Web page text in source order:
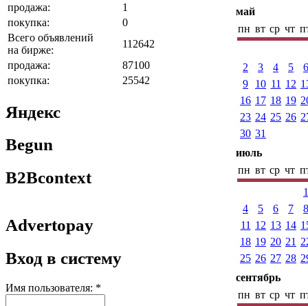
продажа:
1
покупка:
0
Всего объявлений
на бирже:
112642
продажа:
87100
покупка:
25542
Яндекс
Begun
B2Bcontext
Advertopay
Вход в систему
Имя пользователя: *
май
пн вт ср чт
2 3 4 5
6
9
10 11 12
16 17 18 19
23 24 25 26
30 31
июль
пн вт ср чт
1
4
5 6 7
8
11 12 13 14
18 19 20 21
25 26 27 28
сентябрь
пн вт ср чт